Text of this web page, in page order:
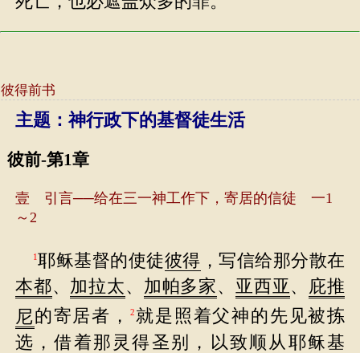
彼得前书
主题：神行政下的基督徒生活
彼前-第1章
壹 引言──给在三一神工作下，寄居的信徒 一1
～2
1耶稣基督的使徒彼得 ，写信给那分散在
本都、 加拉太、 加帕多家、 亚西亚、 庇推
尼的寄居者， 2就是照着父神的先见被拣
选，借着那灵得圣别，以致顺从耶稣基